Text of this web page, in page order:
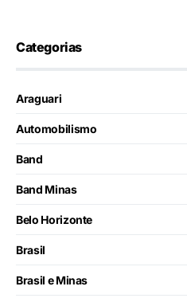
Categorias
Araguari
Automobilismo
Band
Band Minas
Belo Horizonte
Brasil
Brasil e Minas